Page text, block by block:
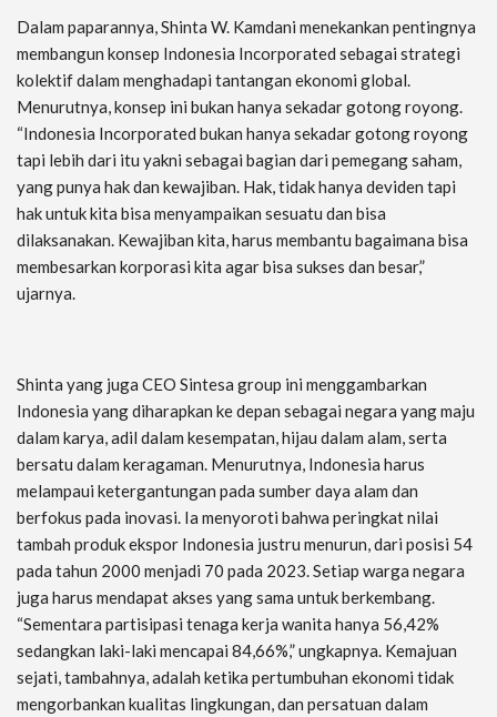
Dalam paparannya, Shinta W. Kamdani menekankan pentingnya
membangun konsep Indonesia Incorporated sebagai strategi
kolektif dalam menghadapi tantangan ekonomi global.
Menurutnya, konsep ini bukan hanya sekadar gotong royong.
“Indonesia Incorporated bukan hanya sekadar gotong royong
tapi lebih dari itu yakni sebagai bagian dari pemegang saham,
yang punya hak dan kewajiban. Hak, tidak hanya deviden tapi
hak untuk kita bisa menyampaikan sesuatu dan bisa
dilaksanakan. Kewajiban kita, harus membantu bagaimana bisa
membesarkan korporasi kita agar bisa sukses dan besar,”
ujarnya.
Shinta yang juga CEO Sintesa group ini menggambarkan
Indonesia yang diharapkan ke depan sebagai negara yang maju
dalam karya, adil dalam kesempatan, hijau dalam alam, serta
bersatu dalam keragaman. Menurutnya, Indonesia harus
melampaui ketergantungan pada sumber daya alam dan
berfokus pada inovasi. Ia menyoroti bahwa peringkat nilai
tambah produk ekspor Indonesia justru menurun, dari posisi 54
pada tahun 2000 menjadi 70 pada 2023. Setiap warga negara
juga harus mendapat akses yang sama untuk berkembang.
“Sementara partisipasi tenaga kerja wanita hanya 56,42%
sedangkan laki-laki mencapai 84,66%,” ungkapnya. Kemajuan
sejati, tambahnya, adalah ketika pertumbuhan ekonomi tidak
mengorbankan kualitas lingkungan, dan persatuan dalam